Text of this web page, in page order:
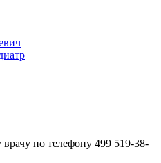
по телефону 499 519-38-